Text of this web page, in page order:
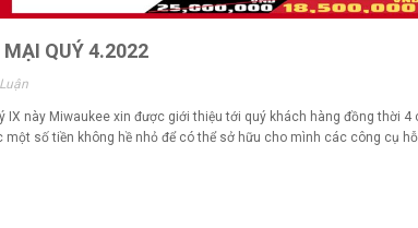
MẠI QUÝ 4.2022
này Miwaukee xin được giới thiệu tới quý khách hàng đồng thời 4
số tiền không hề nhỏ để có thể sở hữu cho mình các công cụ